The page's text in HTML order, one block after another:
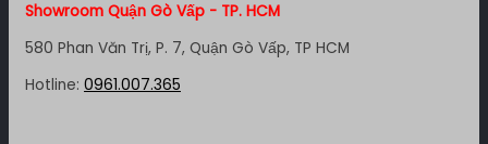
Showroom Quận Gò Vấp - TP. HCM
580 Phan Văn Trị, P. 7, Quận Gò Vấp, TP HCM
Hotline: 0961.007.365